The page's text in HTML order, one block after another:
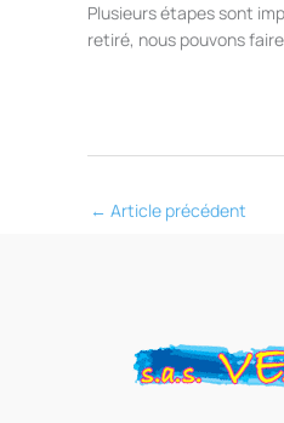
Plusieurs étapes sont
retiré, nous pouvons
← Article précédent